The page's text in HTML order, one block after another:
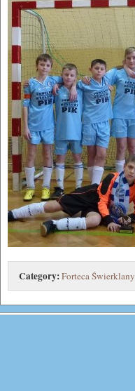
Category:Forteca Świerklany